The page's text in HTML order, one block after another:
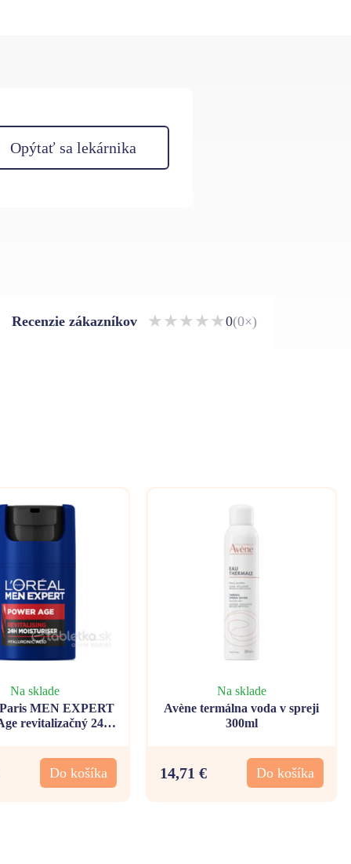
Opýtať sa lekárnika
Recenzie zákazníkov ★★★★★0(0×)
Na sklade
MEN EXPERT
revitalizačný 24h
Do košíka
Na sklade
Avène termálna voda v spreji
300ml
14,71 € Do košíka